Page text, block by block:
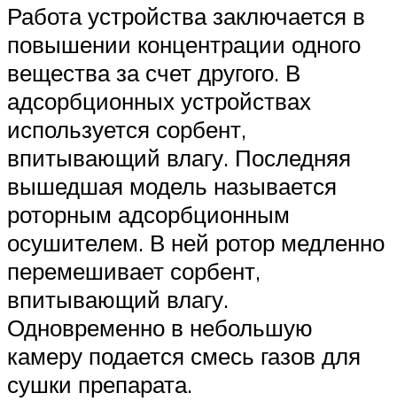
Работа устройства заключается в
повышении концентрации одного
вещества за счет другого. В
адсорбционных устройствах
используется сорбент,
впитывающий влагу. Последняя
вышедшая модель называется
роторным адсорбционным
осушителем. В ней ротор медленно
перемешивает сорбент,
впитывающий влагу.
Одновременно в небольшую
камеру подается смесь газов для
сушки препарата.